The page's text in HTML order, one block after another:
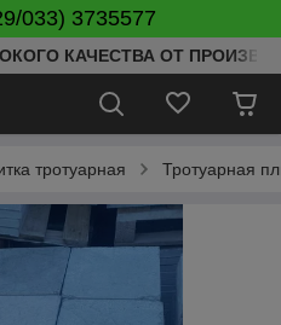
033) 3735577
КАЧЕСТВА ОТ
тротуарная Тротуарная